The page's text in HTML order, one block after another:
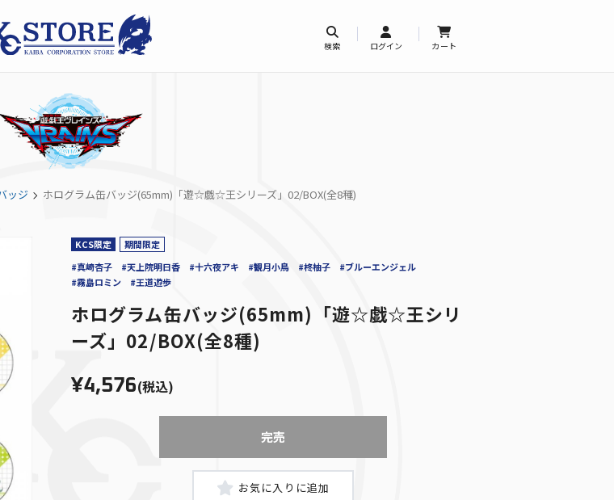
検索 ログイン カート
ッジ ホログラム缶バッジ(65mm)「遊☆戯☆王シリーズ」02/BOX(全8種)
KCS限定
期間限定
#真崎杏子
#天上院明日香 #十六夜アキ #観月小鳥 #柊柚子
#ブルーエンジェル
#霧島ロミン
#王道遊歩
ホログラム缶バッジ(65mm)「遊☆戯☆王シリ
ーズ」02/BOX(全8種)
¥4,576(税込)
完売